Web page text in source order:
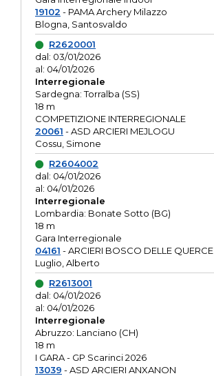
19102 - PAMA Archery Milazzo
Blogna, Santosvaldo
R2620001
dal: 03/01/2026
al: 04/01/2026
Interregionale
Sardegna: Torralba (SS)
18 m
COMPETIZIONE INTERREGIONALE
20061 - ASD ARCIERI MEJLOGU
Cossu, Simone
R2604002
dal: 04/01/2026
al: 04/01/2026
Interregionale
Lombardia: Bonate Sotto (BG)
18 m
Gara Interregionale
04161 - ARCIERI BOSCO DELLE QUERCE
Luglio, Alberto
R2613001
dal: 04/01/2026
al: 04/01/2026
Interregionale
Abruzzo: Lanciano (CH)
18 m
I GARA - GP Scarinci 2026
13039 - ASD ARCIERI ANXANON